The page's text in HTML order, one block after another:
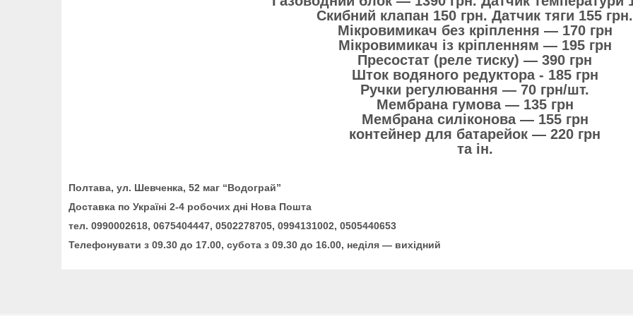
Скибний клапан 150 грн. Датчик тяги 155 грн.
Мікровимикач без кріплення — 170 грн
Мікровимикач із кріпленням — 195 грн
Пресостат (реле тиску) — 390 грн
Шток водяного редуктора - 185 грн
Ручки регулювання — 70 грн/шт.
Мембрана гумова — 135 грн
Мембрана силіконова — 155 грн
контейнер для батарейок — 220 грн
та ін.
Полтава, ул. Шевченка, 52 маг “Водограй”
Доставка по Україні 2-4 робочих дні Нова Пошта
тел. 0990002618, 0675404447, 0502278705, 0994131002, 0505440653
Телефонувати з 09.30 до 17.00, субота з 09.30 до 16.00, неділя — вихідний